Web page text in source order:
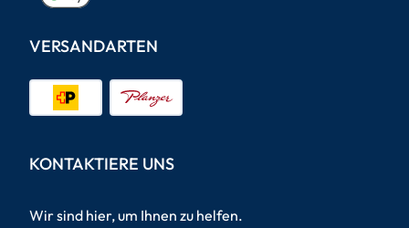
VERSANDARTEN
KONTAKTIERE UNS
Wir sind hier, um Ihnen zu helfen.